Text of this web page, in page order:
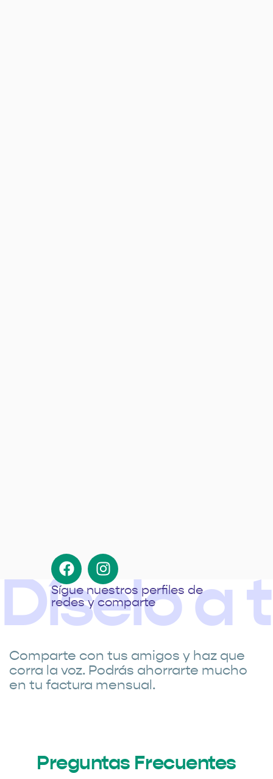
Díselo a
Comparte con tus amigos y haz que
corra la voz. Podrás ahorrarte mucho
en tu factura mensual.
Sígue nuestros perfiles de
redes y comparte
Preguntas Frecuentes